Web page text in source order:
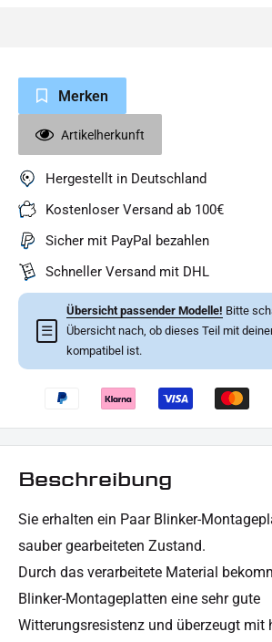
Merken
Artikelherkunft
Hergestellt in Deutschland
Kostenloser Versand ab 100€
Sicher mit PayPal bezahlen
Schneller Versand mit DHL
☰
Übersicht passender Modelle! Bitte
Übersicht nach, ob dieses Teil mit
kompatibel ist.
Beschreibung
Sie erhalten ein Paar Blinker-
sauber gearbeiteten Zustand.
Durch das verarbeitete Material
Blinker-Montageplatten eine sehr gute
Witterungsresistenz und überzeugt mit